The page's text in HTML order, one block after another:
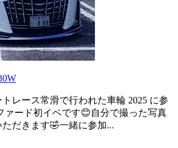
レース常滑で行われた車輪 2025 に参
ァード初イベです😊自分で撮った写真
だきます🤣一緒に参加...